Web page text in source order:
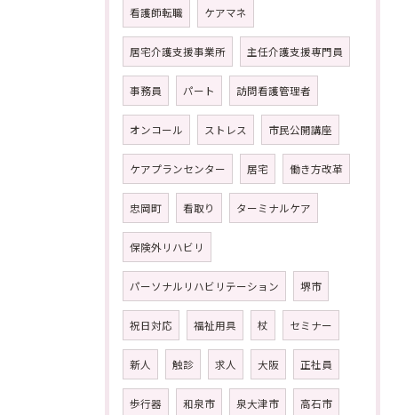
看護師転職 ケアマネ
居宅介護支援事業所 主任介護支援専門員
事務員 パート 訪問看護管理者
オンコール ストレス 市民公開講座
ケアプランセンター 居宅 働き方改革
忠岡町 看取り ターミナルケア
保険外リハビリ
パーソナルリハビリテーション 堺市
祝日対応 福祉用具 杖 セミナー
新人 触診 求人 大阪 正社員
歩行器 和泉市 泉大津市 高石市